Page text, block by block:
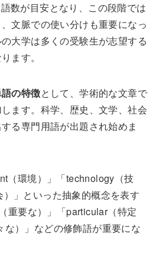
数が目安となり、この段階では
文脈での使い分けも重要になっ
大学は多くの受験生が志望する
ます。
の特徴として、学術的な文章で
ます。科学、歴史、文学、社会
る専門用語が出題され始めま
（環境）」「technology（技
」といった抽象的概念を表す
重要な）」「particular（特定
）」などの修飾語が重要にな